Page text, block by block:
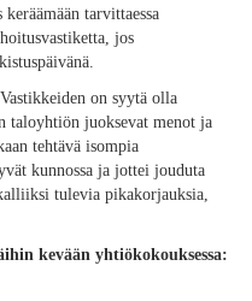
tarvittaessa
jos
on syytä olla
taloyhtiön juoksevat menot ja
tehtävä isompia
kunnossa ja jottei jouduta
tulevia pikakorjauksia,
kevään yhtiökokouksessa: